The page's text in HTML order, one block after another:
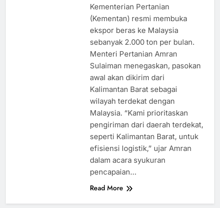
Kementerian Pertanian
(Kementan) resmi membuka
ekspor beras ke Malaysia
sebanyak 2.000 ton per bulan.
Menteri Pertanian Amran
Sulaiman menegaskan, pasokan
awal akan dikirim dari
Kalimantan Barat sebagai
wilayah terdekat dengan
Malaysia. “Kami prioritaskan
pengiriman dari daerah terdekat,
seperti Kalimantan Barat, untuk
efisiensi logistik,” ujar Amran
dalam acara syukuran
pencapaian…
Read More